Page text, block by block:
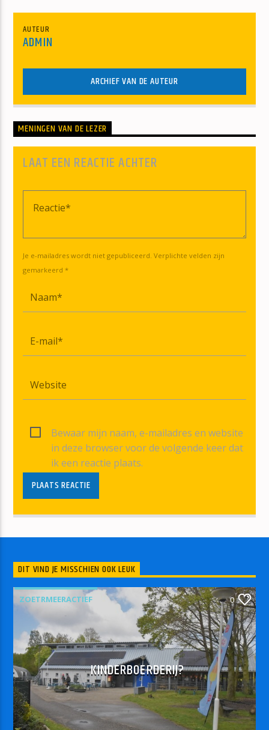
AUTEUR
ADMIN
ARCHIEF VAN DE AUTEUR
MENINGEN VAN DE LEZER
LAAT EEN REACTIE ACHTER
Je e-mailadres wordt niet gepubliceerd. Verplichte velden zijn
gemarkeerd *
Bewaar mijn naam, e-mailadres en website
in deze browser voor de volgende keer dat
ik een reactie plaats.
DIT VIND JE MISSCHIEN OOK LEUK
ZOETRMEERACTIEF 0
KINDERBOERDERIJ?